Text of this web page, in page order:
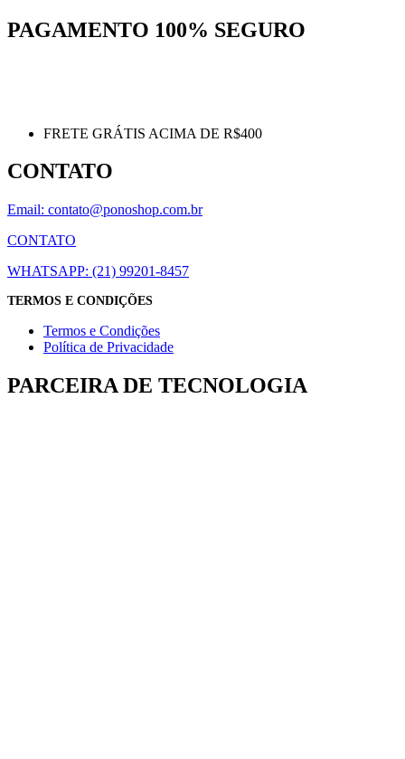
PAGAMENTO 100% SEGURO
FRETE GRÁTIS ACIMA DE R$400
CONTATO
Email: contato@ponoshop.com.br
CONTATO
WHATSAPP: (21) 99201-8457
TERMOS E CONDIÇÕES
Termos e Condições
Política de Privacidade
PARCEIRA DE TECNOLOGIA